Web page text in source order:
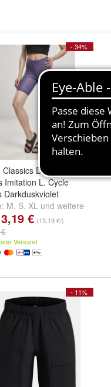
- 34%
Damen Shorts
Imitation L. Cycle
Darkduskviolet
M, S, XL und weitere
€ (13,19 €/)
Versand
- 11%